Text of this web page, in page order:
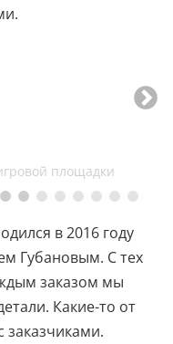
площадки
в 2016 году
Губановым. С тех
заказом мы
Какие-то от
заказчиками.